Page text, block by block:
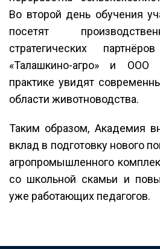
Во второй день обучения
посетят
стратегических
«Талашкино-агро» и ООО
практике увидят
области животноводства.
Таким образом, Академия
вклад в подготовку нового
агропромышленного
со школьной скамьи и
уже работающих педагогов.